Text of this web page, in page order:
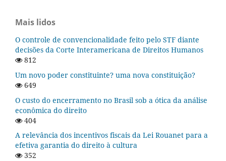
Mais lidos
O controle de convencionalidade feito pelo STF diante
decisões da Corte Interamericana de Direitos Humanos
812
Um novo poder constituinte? uma nova constituição?
649
O custo do encerramento no Brasil sob a ótica da análise
econômica do direito
404
A relevância dos incentivos fiscais da Lei Rouanet para a
efetiva garantia do direito à cultura
352